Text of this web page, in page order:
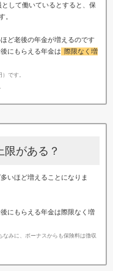
して働いているとすると、保
。
ど老後の年金が増えるのです
にもらえる年金は 際限なく増
です。
がある？
いほど増えることになりま
にもらえる年金は際限なく増
みに、ボーナスからも保険料は徴収